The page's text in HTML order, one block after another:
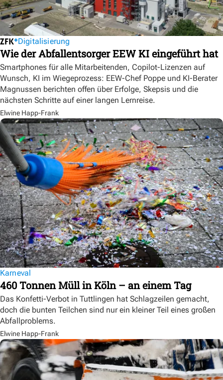
Digitalisierung
Wie der Abfallentsorger EEW KI eingeführt hat
Smartphones für alle Mitarbeitenden, Copilot-Lizenzen auf
Wunsch, KI im Wiegeprozess: EEW-Chef Poppe und KI-Berater
Magnussen berichten offen über Erfolge, Skepsis und die
nächsten Schritte auf einer langen Lernreise.
Elwine Happ-Frank
Karneval
460 Tonnen Müll in Köln – an einem Tag
Das Konfetti-Verbot in Tuttlingen hat Schlagzeilen gemacht,
doch die bunten Teilchen sind nur ein kleiner Teil eines großen
Abfallproblems.
Elwine Happ-Frank